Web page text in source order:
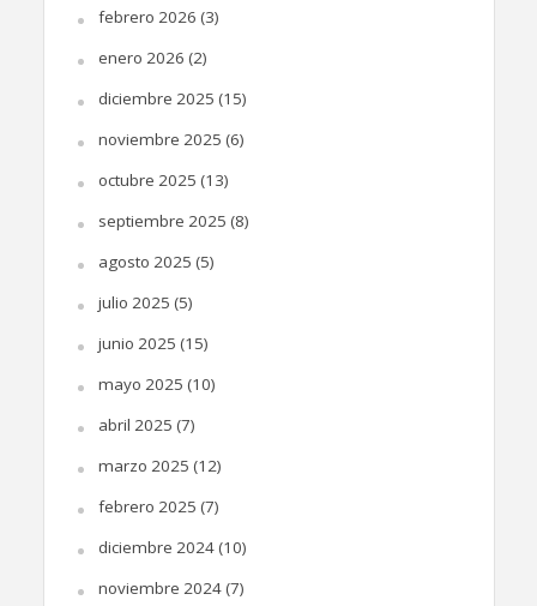
febrero 2026 (3)
enero 2026 (2)
diciembre 2025 (15)
noviembre 2025 (6)
octubre 2025 (13)
septiembre 2025 (8)
agosto 2025 (5)
julio 2025 (5)
junio 2025 (15)
mayo 2025 (10)
abril 2025 (7)
marzo 2025 (12)
febrero 2025 (7)
diciembre 2024(10)
noviembre 2024(7)